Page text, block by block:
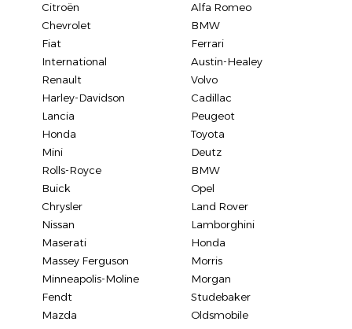
Citroën
Alfa Romeo
Chevrolet
BMW
Fiat
Ferrari
International
Austin-Healey
Renault
Volvo
Harley-Davidson
Cadillac
Lancia
Peugeot
Honda
Toyota
Mini
Deutz
Rolls-Royce
BMW
Buick
Opel
Chrysler
Land Rover
Nissan
Lamborghini
Maserati
Honda
Massey Ferguson
Morris
Minneapolis-Moline
Morgan
Fendt
Studebaker
Mazda
Oldsmobile